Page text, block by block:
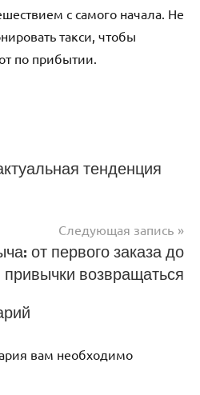
с самого начала. Не
такси, чтобы
по прибытии.
тенденция
Следующая запись
от первого заказа до
привычки возвращаться
вам необходимо